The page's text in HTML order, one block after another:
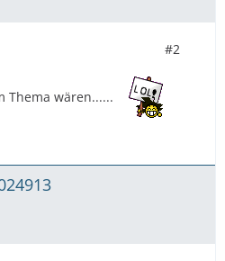
#2
Thema wären......